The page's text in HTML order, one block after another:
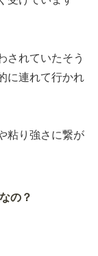
されていたそう
に連れて行かれ
粘り強さに繋が
の？